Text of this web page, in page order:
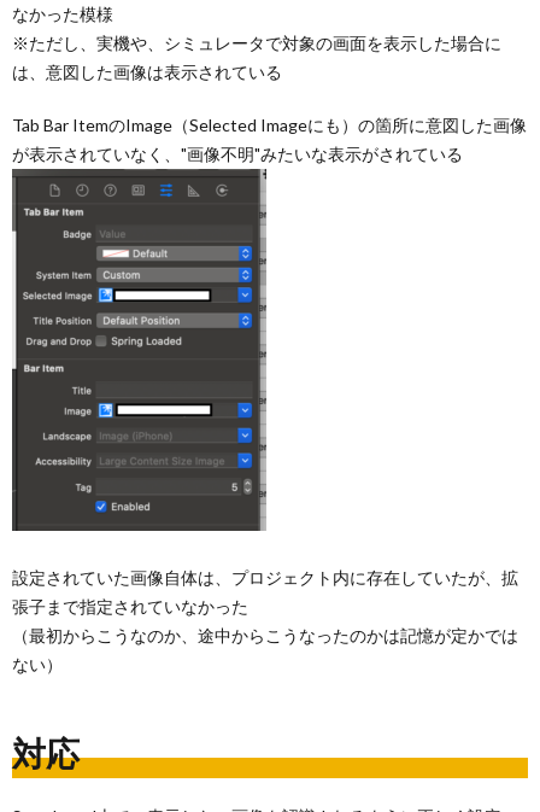
なかった模様
※ただし、実機や、シミュレータで対象の画面を表示した場合に
は、意図した画像は表示されている
Tab Bar ItemのImage（Selected Imageにも）の箇所に意図した画像
が表示されていなく、"画像不明"みたいな表示がされている
設定されていた画像自体は、プロジェクト内に存在していたが、拡
張子まで指定されていなかった
（最初からこうなのか、途中からこうなったのかは記憶が定かでは
ない）
対応